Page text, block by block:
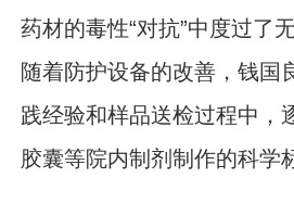
药材的毒性“对抗”中度过了
随着防护设备的改善，钱国
践经验和样品送检过程中，
胶囊等院内制剂制作的科学